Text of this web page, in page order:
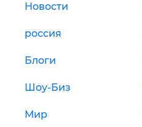
Новости
россия
Блоги
Шоу-Биз
Мир